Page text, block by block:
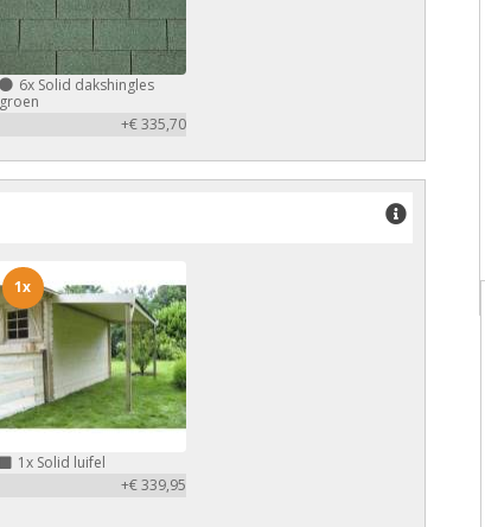
6xSolid dakshingles
groen
+€ 335,70
1xSolid luifel
+€ 339,95
1x